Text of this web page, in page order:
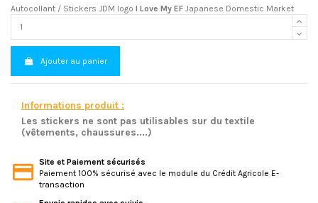
Autocollant / Stickers JDM logo I Love My EF Japanese Domestic Market
Ajouter au panier
Informations produit :
Les stickers ne sont pas utilisables sur du textile
(vêtements, chaussures....)
Site et Paiement sécurisés
Paiement 100% sécurisé avec le module du Crédit Agricole E-
transaction